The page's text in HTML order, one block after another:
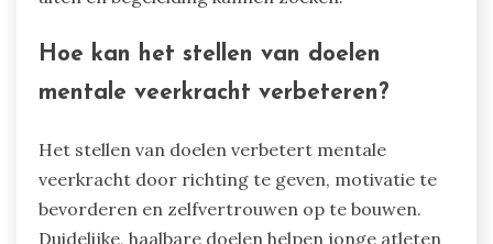
Hoe kan het stellen van doelen
mentale veerkracht verbeteren?
Het stellen van doelen verbetert mentale
veerkracht door richting te geven, motivatie te
bevorderen en zelfvertrouwen op te bouwen.
Duidelijke, haalbare doelen helpen jonge atleten